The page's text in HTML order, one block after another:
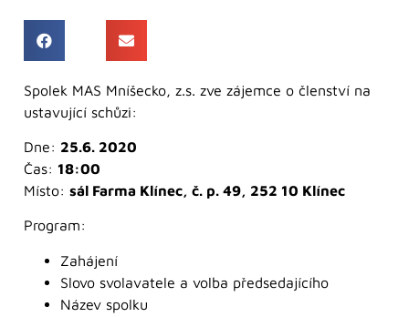
Spolek MAS Mníšecko, z.s. zve zájemce o členství na
ustavující schůzi:
Dne: 25.6. 2020
Čas: 18:00
Místo: sál Farma Klínec, č. p. 49, 252 10 Klínec
Program:
Zahájení
Slovo svolavatele a volba předsedajícího
Název spolku